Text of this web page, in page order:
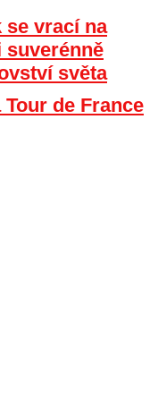
se vrací na
suverénně
světa
de France